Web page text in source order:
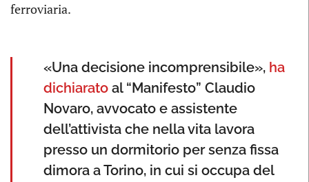
ferroviaria.
«Una decisione incomprensibile», ha
dichiarato al “Manifesto” Claudio
Novaro, avvocato e assistente
dell’attivista che nella vita lavora
presso un dormitorio per senza fissa
dimora a Torino, in cui si occupa del